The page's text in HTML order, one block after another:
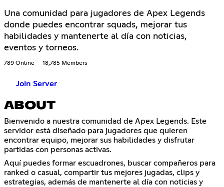
Una comunidad para jugadores de Apex Legends
donde puedes encontrar squads, mejorar tus
habilidades y mantenerte al día con noticias,
eventos y torneos.
789 Online 18,785 Members
Join Server
ABOUT
Bienvenido a nuestra comunidad de Apex Legends. Este
servidor está diseñado para jugadores que quieren
encontrar equipo, mejorar sus habilidades y disfrutar
partidas con personas activas.
Aquí puedes formar escuadrones, buscar compañeros para
ranked o casual, compartir tus mejores jugadas, clips y
estrategias, además de mantenerte al día con noticias y